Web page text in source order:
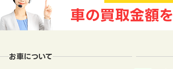
車の買取金額を
お車について